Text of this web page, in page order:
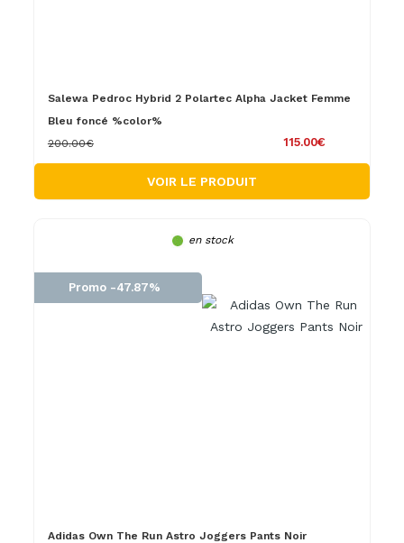
Salewa Pedroc Hybrid 2 Polartec Alpha Jacket Femme
Bleu foncé %color%
115.00€
200.00€
VOIR LE PRODUIT
en stock
Promo -47.87%
Adidas Own The Run Astro Joggers Pants Noir